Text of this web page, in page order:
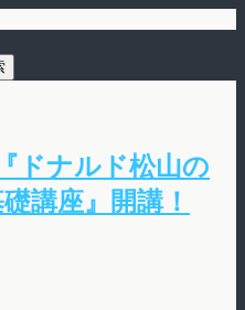
ドナルド松山の
講座』開講！